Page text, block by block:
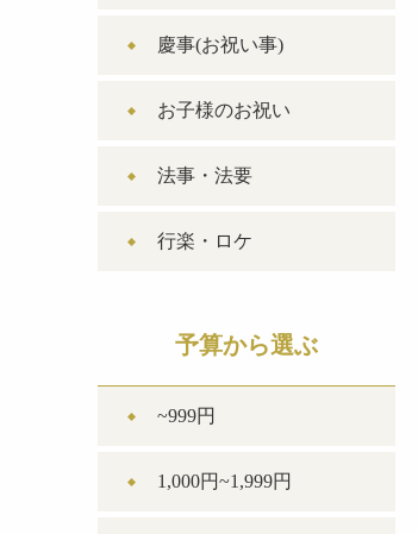
慶事(お祝い事)
お子様のお祝い
法事・法要
行楽・ロケ
予算から選ぶ
~999円
1,000円~1,999円